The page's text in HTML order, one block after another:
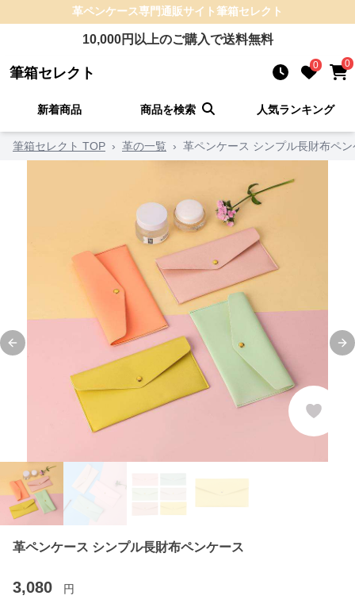
革ペンケース専門通販サイト筆箱セレクト
10,000円以上のご購入で送料無料
筆箱セレクト 0 0
新着商品 商品を検索 人気ランキング
筆箱セレクト TOP › 革の一覧 › 革ペンケース シンプル長財布ペ
Previous slide
革ペンケース シンプル長財布ペンケース
3,080 円